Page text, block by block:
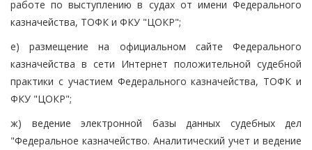
работе по выступлению в судах от имени Федерального
казначейства, ТОФК и ФКУ "ЦОКР";
е) размещение на официальном сайте Федерального
казначейства в сети Интернет положительной судебной
практики с участием Федерального казначейства, ТОФК и
ФКУ "ЦОКР";
ж) ведение электронной базы данных судебных дел
"Федеральное казначейство. Аналитический учет и ведение